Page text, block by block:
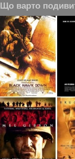
Що варто